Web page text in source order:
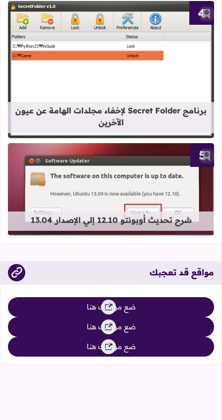
أضف إلى العلامات المرجعية
برنامج Secret Folder لإخفاء مجلدات الهامة عن عيون
الآخرين
أضف إلى العلامات المرجعية
قراءة المزيد عن شرح تحديث أوبونتو 12.10 إلي الإصدار 13.04
شرح تحديث أوبونتو 12.10 إلي الإصدار 13.04
مواقع قد تعجبك
ضع موقعك هنا
ضع موقعك هنا
ضع موقعك هنا